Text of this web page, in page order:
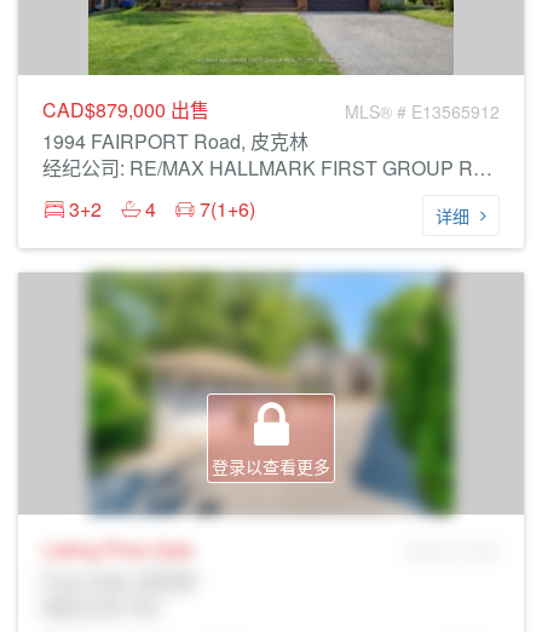
CAD$879,000 出售 MLS® # E13565912
1994 FAIRPORT Road, 皮克林
经纪公司: RE/MAX HALLMARK FIRST GROUP REALTY LTD.
3+2
4 7(1+6) 详细
登录以查看更多
Listing Price Sale